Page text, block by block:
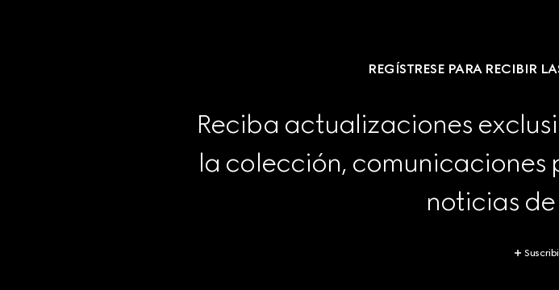
REGÍSTRESE PARA RECIBIR
Reciba actualizaciones
la colección, comunicaciones
noticias de